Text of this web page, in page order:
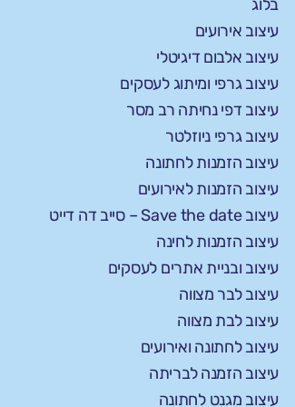
בלוג
עיצוב אירועים
עיצוב אלבום דיגיטלי
עיצוב גרפי ומיתוג לעסקים
עיצוב דפי נחיתה רב מסר
עיצוב גרפי ניוזלטר
עיצוב הזמנות לחתונה
עיצוב הזמנות לאירועים
עיצוב Save the date – סייב דה דייט
עיצוב הזמנות לחינה
עיצוב ובניית אתרים לעסקים
עיצוב לבר מצווה
עיצוב לבת מצווה
עיצוב לחתונה ואירועים
עיצוב הזמנה לבריתה
עיצוב מגנט לחתונה